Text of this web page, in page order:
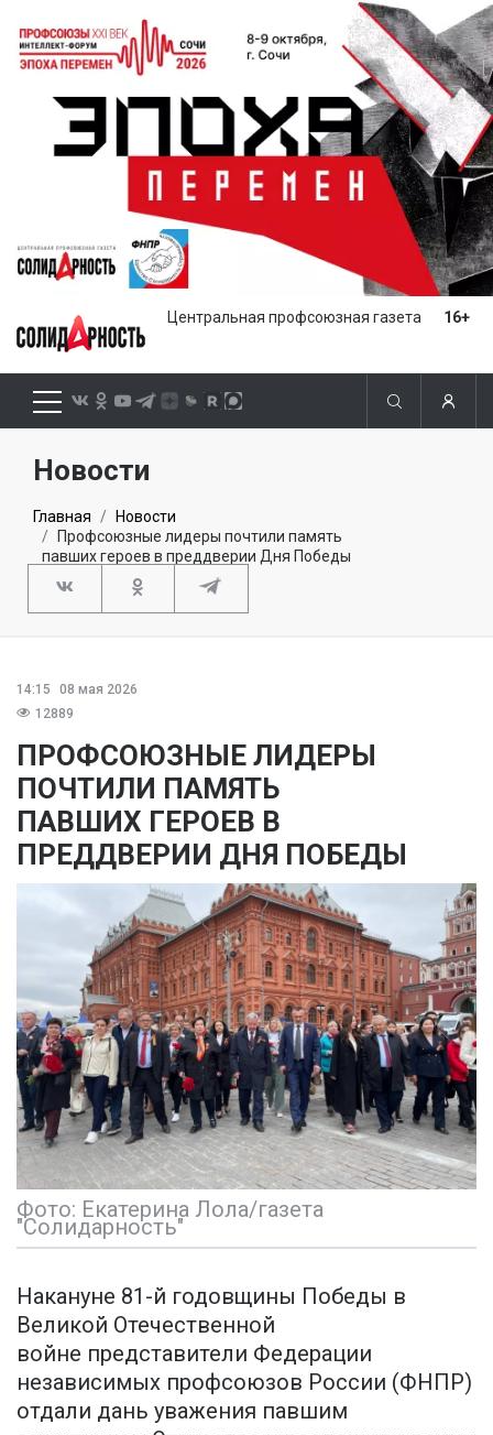
Центральная профсоюзная газета 16+
Новости
Главная
Новости
Профсоюзные лидеры почтили память
павших героев в преддверии Дня Победы
14:15
08 мая 2026
12889
ПРОФСОЮЗНЫЕ ЛИДЕРЫ
ПОЧТИЛИ ПАМЯТЬ
ПАВШИХ ГЕРОЕВ В
ПРЕДДВЕРИИ ДНЯ ПОБЕДЫ
Фото: Екатерина Лола/газета
"Солидарность"
Накануне 81-й годовщины Победы в
Великой Отечественной
войне представители Федерации
независимых профсоюзов России (ФНПР)
отдали дань уважения павшим